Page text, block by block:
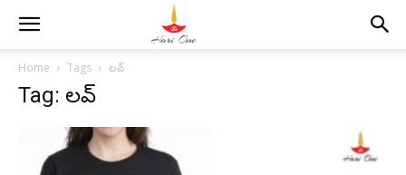
Home Tags లవ్
Tag: లవ్